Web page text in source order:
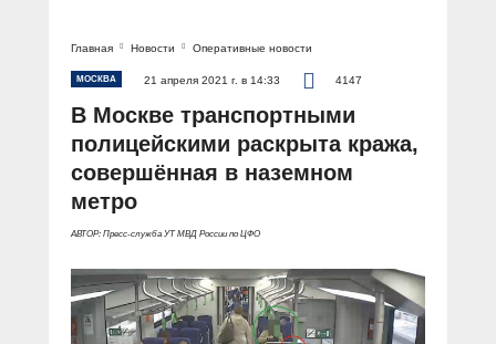
Главная Новости Оперативные новости
МОСКВА 21 апреля 2021 г. в 14:33 4147
В Москве транспортными
полицейскими раскрыта кража,
совершённая в наземном
метро
АВТОР: Пресс-служба УТ МВД России по ЦФО